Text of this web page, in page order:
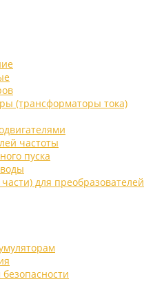
(трансформаторы тока)
частоты
пуска
для преобразователей